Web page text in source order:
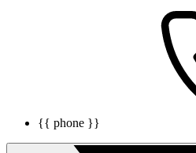
{{ phone }}